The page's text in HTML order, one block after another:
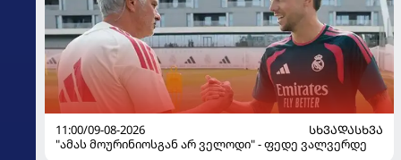
11:00/09-08-2026
ᲡᲮᲕᲐᲓᲐᲡᲮᲕᲐ
"ამას მოურინიოსგან არ ველოდი" - ფედე ვალვერდე